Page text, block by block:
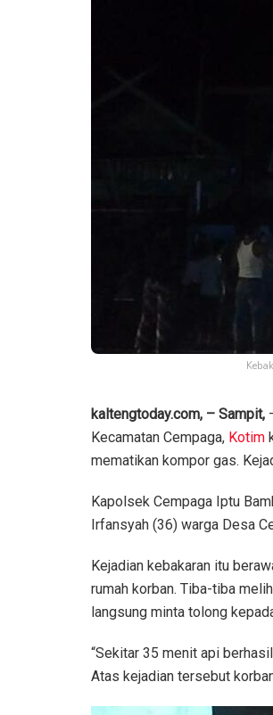
kaltengtoday.com, – Sampit,
Kecamatan Cempaga, Kotim
mematikan kompor gas.
Kapolsek Cempaga Iptu
Irfansyah (36) warga Desa
Kejadian kebakaran itu
rumah korban. Tiba-tiba
langsung minta tolong
“Sekitar 35 menit api
Atas kejadian tersebut